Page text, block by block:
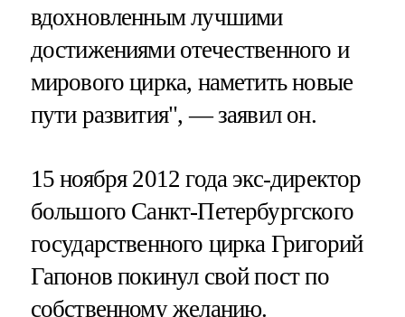
вдохновленным лучшими
достижениями отечественного и
мирового цирка, наметить новые
пути развития", — заявил он.
15 ноября 2012 года экс-директор
большого Санкт-Петербургского
государственного цирка Григорий
Гапонов покинул свой пост по
собственному желанию.